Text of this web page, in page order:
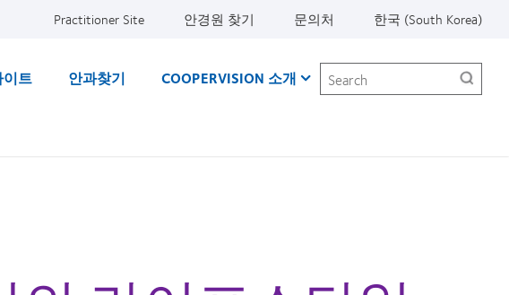
Practitioner Site 안경원 찾기 문의처 한국 (South Korea)
트 안과찾기 COOPERVISION 소개 Search